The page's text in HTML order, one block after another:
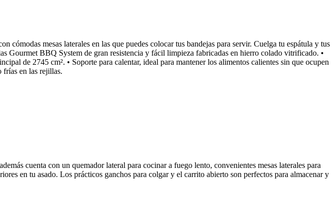
cómodas mesas laterales en las que puedes colocar tus bandejas para servir. Cuelga tu espátula y tus
Gourmet BBQ System de gran resistencia y fácil limpieza fabricadas en hierro colado vitrificado. •
de 2745 cm². • Soporte para calentar, ideal para mantener los alimentos calientes sin que ocupen
frías en las rejillas.
cuenta con un quemador lateral para cocinar a fuego lento, convenientes mesas laterales para
en tu asado. Los prácticos ganchos para colgar y el carrito abierto son perfectos para almacenar y